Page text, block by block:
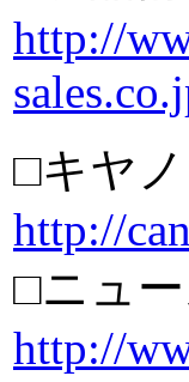
http://
□キヤ
http://
□ニュ
http://